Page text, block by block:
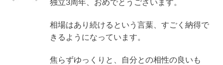
独立3周年、おめでとうございます。
相場はあり続けるという言葉、すごく納得で
きるようになっています。
焦らずゆっくりと、自分との相性の良いも